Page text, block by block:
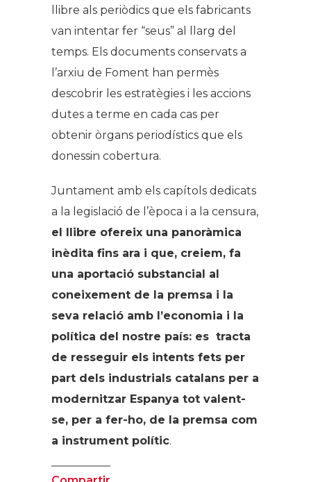
llibre als periòdics que els fabricants
van intentar fer “seus” al llarg del
temps. Els documents conservats a
l’arxiu de Foment han permès
descobrir les estratègies i les accions
dutes a terme en cada cas per
obtenir òrgans periodístics que els
donessin cobertura.
Juntament amb els capítols dedicats
a la legislació de l’època i a la censura,
el llibre ofereix una panoràmica
inèdita fins ara i que, creiem, fa
una aportació substancial al
coneixement de la premsa i la
seva relació amb l’economia i la
política del nostre país: es tracta
de resseguir els intents fets per
part dels industrials catalans per a
modernitzar Espanya tot valent-
se, per a fer-ho, de la premsa com
a instrument polític.